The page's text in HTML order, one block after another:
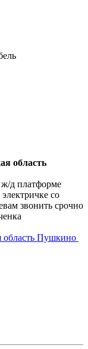
область
д платформе
со
звонить срочно
область Пушкино